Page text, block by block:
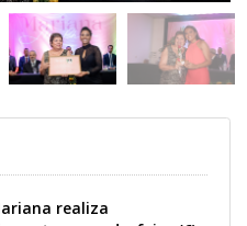
realiza